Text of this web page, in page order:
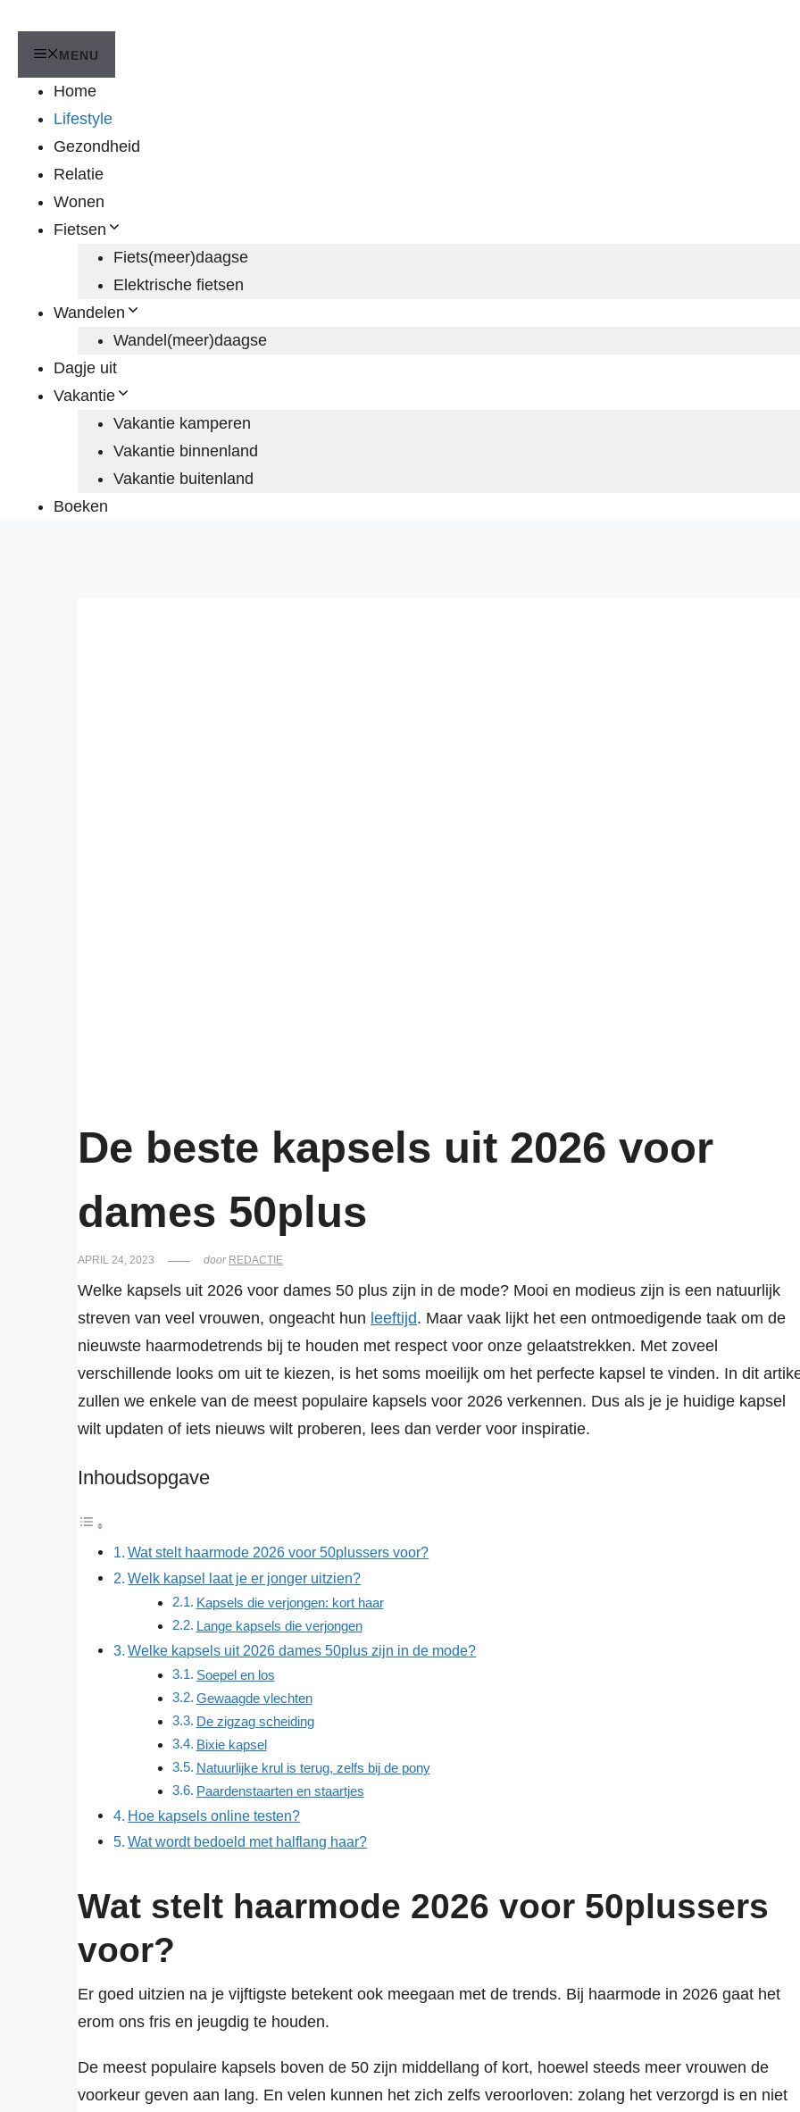
MENU
Home
Lifestyle
Gezondheid
Relatie
Wonen
Fietsen
Fiets(meer)daagse
Elektrische fietsen
Wandelen
Wandel(meer)daagse
Dagje uit
Vakantie
Vakantie kamperen
Vakantie binnenland
Vakantie buitenland
Boeken
De beste kapsels uit 2026 voor
dames 50plus
APRIL 24, 2023 door REDACTIE
Welke kapsels uit 2026 voor dames 50 plus zijn in de mode? Mooi en modieus zijn is een natuurlijk
streven van veel vrouwen, ongeacht hun leeftijd. Maar vaak lijkt het een ontmoedigende taak om de
nieuwste haarmodetrends bij te houden met respect voor onze gelaatstrekken. Met zoveel
verschillende looks om uit te kiezen, is het soms moeilijk om het perfecte kapsel te vinden. In dit
zullen we enkele van de meest populaire kapsels voor 2026 verkennen. Dus als je je huidige kapsel
wilt updaten of iets nieuws wilt proberen, lees dan verder voor inspiratie.
Inhoudsopgave
Wat stelt haarmode 2026 voor 50plussers voor?
Welk kapsel laat je er jonger uitzien?
Kapsels die verjongen: kort haar
Lange kapsels die verjongen
Welke kapsels uit 2026 dames 50plus zijn in de mode?
Soepel en los
Gewaagde vlechten
De zigzag scheiding
Bixie kapsel
Natuurlijke krul is terug, zelfs bij de pony
Paardenstaarten en staartjes
Hoe kapsels online testen?
Wat wordt bedoeld met halflang haar?
Wat stelt haarmode 2026 voor 50plussers
voor?
Er goed uitzien na je vijftigste betekent ook meegaan met de trends. Bij haarmode in 2026 gaat het
erom ons fris en jeugdig te houden.
De meest populaire kapsels boven de 50 zijn middellang of kort, hoewel steeds meer vrouwen de
voorkeur geven aan lang. En velen kunnen het zich zelfs veroorloven: zolang het verzorgd is en niet